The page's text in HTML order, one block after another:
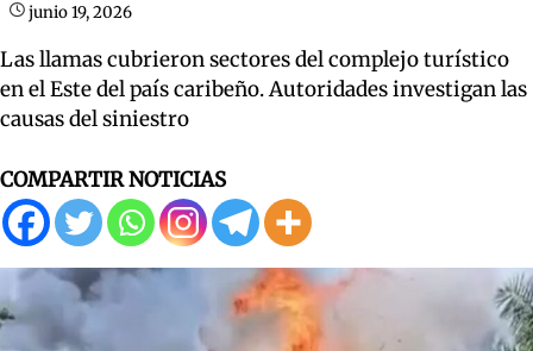
junio 19, 2026
Las llamas cubrieron sectores del complejo turístico
en el Este del país caribeño. Autoridades investigan las
causas del siniestro
COMPARTIR NOTICIAS